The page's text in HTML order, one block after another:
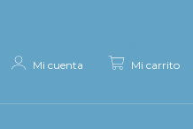
Mi cuenta Mi carrito